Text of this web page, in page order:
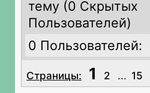
тему (0 Скрытых
Пользователей)
0 Пользователей:
Страницы: 1 2 ... 15